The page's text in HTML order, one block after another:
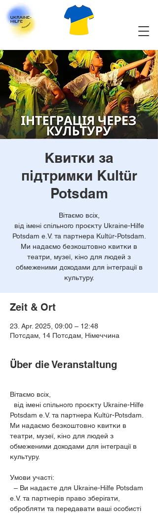
Квитки за
підтримки Kultür
Potsdam
Вітаємо всіх,
від імені спільного проєкту Ukraine-Hilfe
Potsdam e.V. та партнера Kultür-Potsdam.
Ми надаємо безкоштовно квитки в
театри, музеї, кіно для людей з
обмеженими доходами для інтеграції в
культуру.
Zeit & Ort
23. Apr. 2025, 09:00 – 12:48
Потсдам, 14 Потсдам, Німеччина
Über die Veranstaltung
Вітаємо всіх,
Potsdam e.V. та партнера Kultür-Potsdam.
Ми надаємо безкоштовно квитки в
театри, музеї, кіно для людей з
обмеженими доходами для інтеграції в
культуру.
Умови участі:
e.V. та партнерів право зберігати,
обробляти та передавати ваші особисті